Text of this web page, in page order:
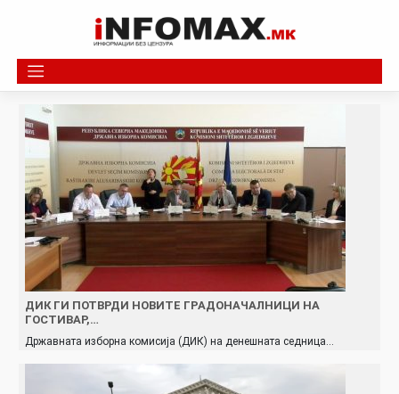
ДИК ГИ ПОТВРДИ НОВИТЕ ГРАДОНАЧАЛНИЦИ НА
ГОСТИВАР,…
Државната изборна комисија (ДИК) на денешната седница…